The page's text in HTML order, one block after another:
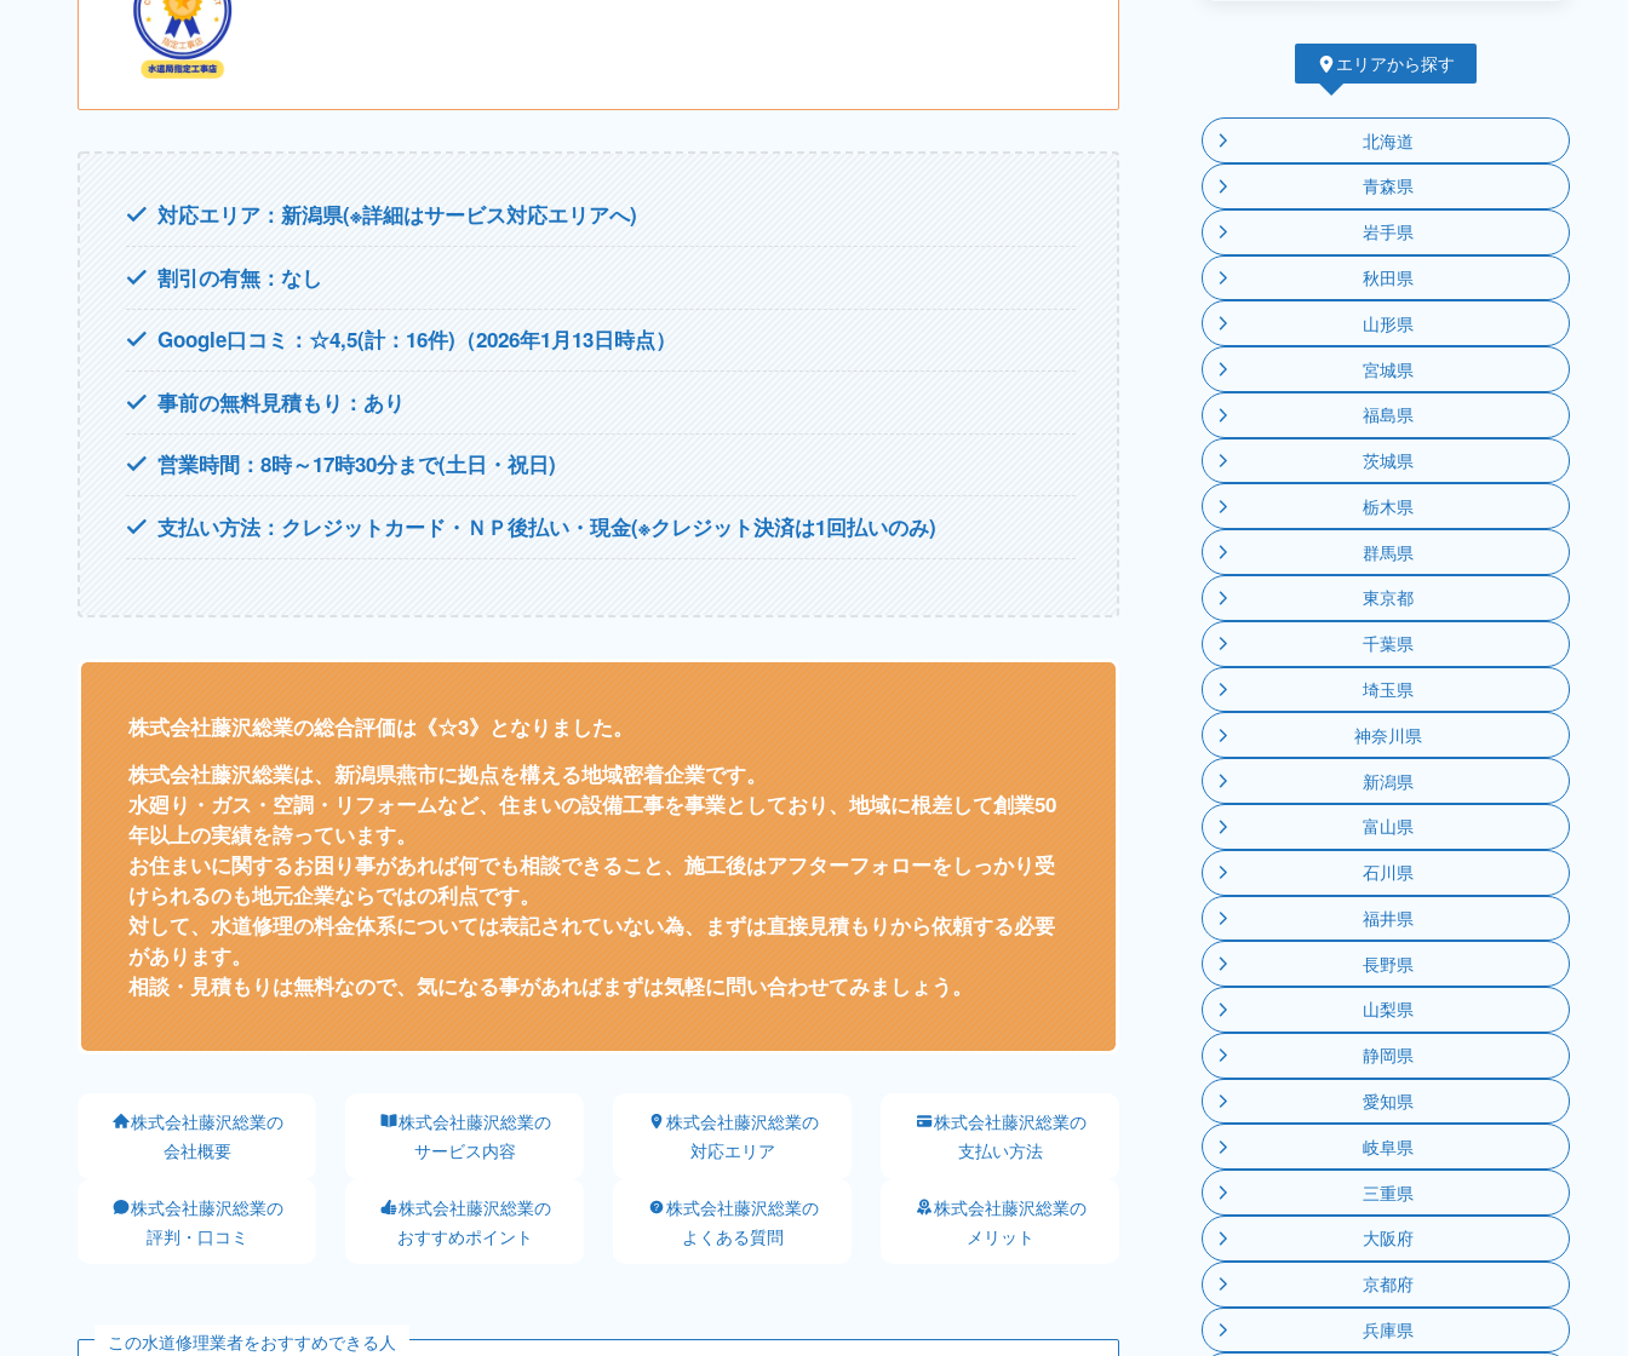
対応エリア：新潟県(※詳細はサービス対応エリアへ)
割引の有無：なし
Google口コミ：☆4,5(計：16件)（2026年1月13日時点）
事前の無料見積もり：あり
営業時間：8時～17時30分まで(土日・祝日)
支払い方法：クレジットカード・ＮＰ後払い・現金(※クレジット決済は1回払いのみ)
株式会社藤沢総業の総合評価は《☆3》となりました。
株式会社藤沢総業は、新潟県燕市に拠点を構える地域密着企業です。
水廻り・ガス・空調・リフォームなど、住まいの設備工事を事業としており、地域に根差して創業50
年以上の実績を誇っています。
お住まいに関するお困り事があれば何でも相談できること、施工後はアフターフォローをしっかり受
けられるのも地元企業ならではの利点です。
対して、水道修理の料金体系については表記されていない為、まずは直接見積もりから依頼する必要
があります。
相談・見積もりは無料なので、気になる事があればまずは気軽に問い合わせてみましょう。
株式会社藤沢総業の
会社概要
株式会社藤沢総業の
サービス内容
株式会社藤沢総業の
対応エリア
株式会社藤沢総業の
支払い方法
株式会社藤沢総業の
評判・口コミ
株式会社藤沢総業の
おすすめポイント
株式会社藤沢総業の
よくある質問
株式会社藤沢総業の
メリット
この水道修理業者をおすすめできる人
エリアから探す
北海道
青森県
岩手県
秋田県
山形県
宮城県
福島県
茨城県
栃木県
群馬県
東京都
千葉県
埼玉県
神奈川県
新潟県
富山県
石川県
福井県
長野県
山梨県
静岡県
愛知県
岐阜県
三重県
大阪府
京都府
兵庫県